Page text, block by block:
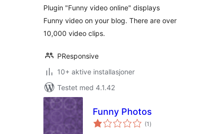
Plugin "Funny video online" displays
Funny video on your blog. There are over
10,000 video clips.
PResponsive
10+ aktive installasjoner
Testet med 4.1.42
Funny Photos
(1 totale
vurderinger
)